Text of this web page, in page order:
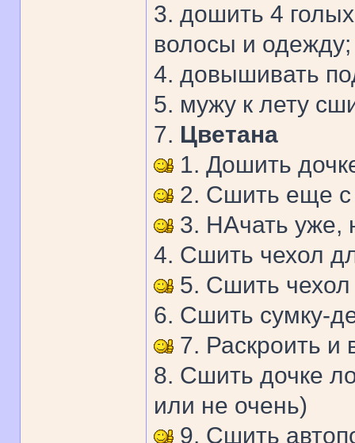
3. дошить 4
волосы и одежду;
4. довышивать
5. мужу к лету
7. Цветана
1. Дошить
2. Сшить еще с
3. НАчать уже,
4. Сшить чехол
5. Сшить
6. Сшить сумку-
7. Раскроить
8. Сшить дочке
или не очень)
9. Сшить